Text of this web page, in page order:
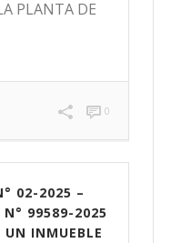
PLANTA DE
0
02-2025 –
N° 99589-2025
UN INMUEBLE